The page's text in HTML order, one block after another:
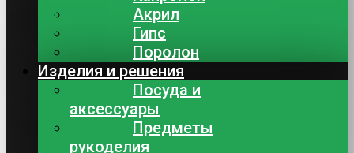
Акрил
Гипс
Поролон
Изделия и решения
Посуда и
аксессуары
Предметы
рукоделия